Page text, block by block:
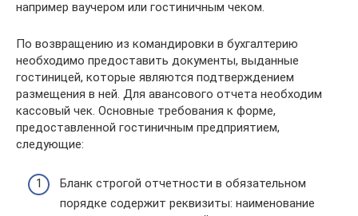
например ваучером или гостиничным чеком.
По возвращению из командировки в бухгалтерию
необходимо предоставить документы, выданные
гостиницей, которые являются подтверждением
размещения в ней. Для авансового отчета необходим
кассовый чек. Основные требования к форме,
предоставленной гостиничным предприятием,
следующие:
Бланк строгой отчетности в обязательном
порядке содержит реквизиты: наименование